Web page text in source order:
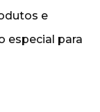
e
especial para